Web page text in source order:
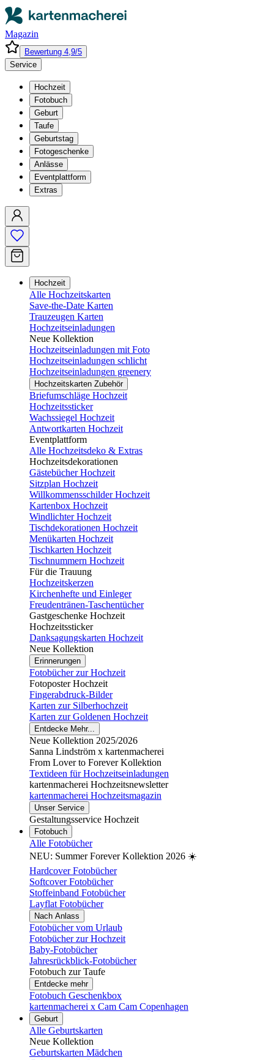
Magazin
Bewertung 4,9/5
Service
Hochzeit
Fotobuch
Geburt
Taufe
Geburtstag
Fotogeschenke
Anlässe
Eventplattform
Extras
Hochzeit
Alle Hochzeitskarten
Save-the-Date Karten
Trauzeugen Karten
Hochzeitseinladungen
Neue Kollektion
Hochzeitseinladungen mit Foto
Hochzeitseinladungen schlicht
Hochzeitseinladungen greenery
Hochzeitskarten Zubehör
Briefumschläge Hochzeit
Hochzeitssticker
Wachssiegel Hochzeit
Antwortkarten Hochzeit
Eventplattform
Alle Hochzeitsdeko & Extras
Hochzeitsdekorationen
Gästebücher Hochzeit
Sitzplan Hochzeit
Willkommensschilder Hochzeit
Kartenbox Hochzeit
Windlichter Hochzeit
Tischdekorationen Hochzeit
Menükarten Hochzeit
Tischkarten Hochzeit
Tischnummern Hochzeit
Für die Trauung
Hochzeitskerzen
Kirchenhefte und Einleger
Freudentränen-Taschentücher
Gastgeschenke Hochzeit
Hochzeitssticker
Danksagungskarten Hochzeit
Neue Kollektion
Erinnerungen
Fotobücher zur Hochzeit
Fotoposter Hochzeit
Fingerabdruck-Bilder
Karten zur Silberhochzeit
Karten zur Goldenen Hochzeit
Entdecke Mehr...
Neue Kollektion 2025/2026
Sanna Lindström x kartenmacherei
From Lover to Forever Kollektion
Textideen für Hochzeitseinladungen
kartenmacherei Hochzeitsnewsletter
kartenmacherei Hochzeitsmagazin
Unser Service
Gestaltungsservice Hochzeit
Fotobuch
Alle Fotobücher
NEU: Summer Forever Kollektion 2026 ☀️
Hardcover Fotobücher
Softcover Fotobücher
Stoffeinband Fotobücher
Layflat Fotobücher
Nach Anlass
Fotobücher vom Urlaub
Fotobücher zur Hochzeit
Baby-Fotobücher
Jahresrückblick-Fotobücher
Fotobuch zur Taufe
Entdecke mehr
Fotobuch Geschenkbox
kartenmacherei x Cam Cam Copenhagen
Geburt
Alle Geburtskarten
Neue Kollektion
Geburtskarten Mädchen